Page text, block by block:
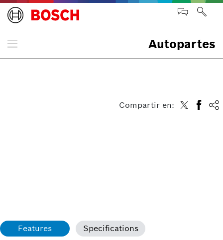
Autopartes
Compartir en:
Features Specifications